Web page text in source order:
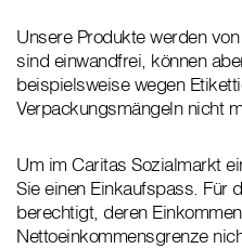
Unsere Produkte werden
sind einwandfrei, können
beispielsweise wegen
Verpackungsmängeln nicht
Um im Caritas Sozialmarkt
Sie einen Einkaufspass. Für
berechtigt, deren
Nettoeinkommensgrenze